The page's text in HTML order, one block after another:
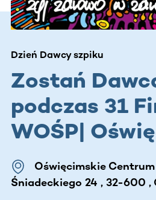
Dzień Dawcy szpiku
Zostań
podczas 31
WOŚP|
Oświęcimskie
Śniadeckiego 24 , 32-600 ,